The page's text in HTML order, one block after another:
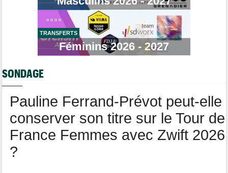
08/08
Web-série : "Course toujours, dans les coulisses de la FDJ
United Series"
Route
Robert Gesink : "Le cyclisme moderne est beaucoup plus
propre..."
Joao Almeida a dû abandonner après une chute
TRANSFERTS
Féminins 2026 - 2027
SONDAGE
Pauline Ferrand-Prévot peut-elle
conserver son titre sur le Tour de
France Femmes avec Zwift 2026
?